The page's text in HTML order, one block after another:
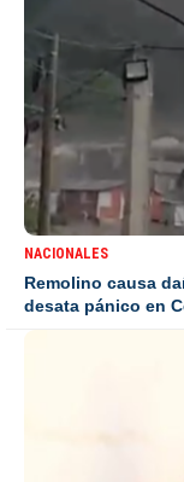
NACIONALES
Remolino causa
desata pánico en